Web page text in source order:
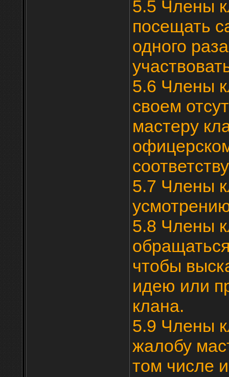
5.5 Члены
посещать
одного
5.6 Члены
своем
мастеру
5.7 Члены
5.8 Члены
чтобы
идею или
клана.
5.9 Члены
жалобу
том числе